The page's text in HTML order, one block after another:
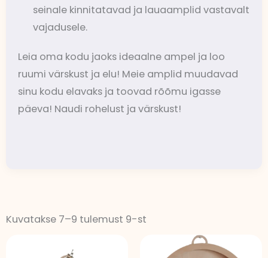
seinale kinnitatavad ja lauaamplid vastavalt
vajadusele.
Leia oma kodu jaoks ideaalne ampel ja loo
ruumi värskust ja elu! Meie amplid muudavad
sinu kodu elavaks ja toovad rõõmu igasse
päeva! Naudi rohelust ja värskust!
Kuvatakse 7–9 tulemust 9-st
36,00 €